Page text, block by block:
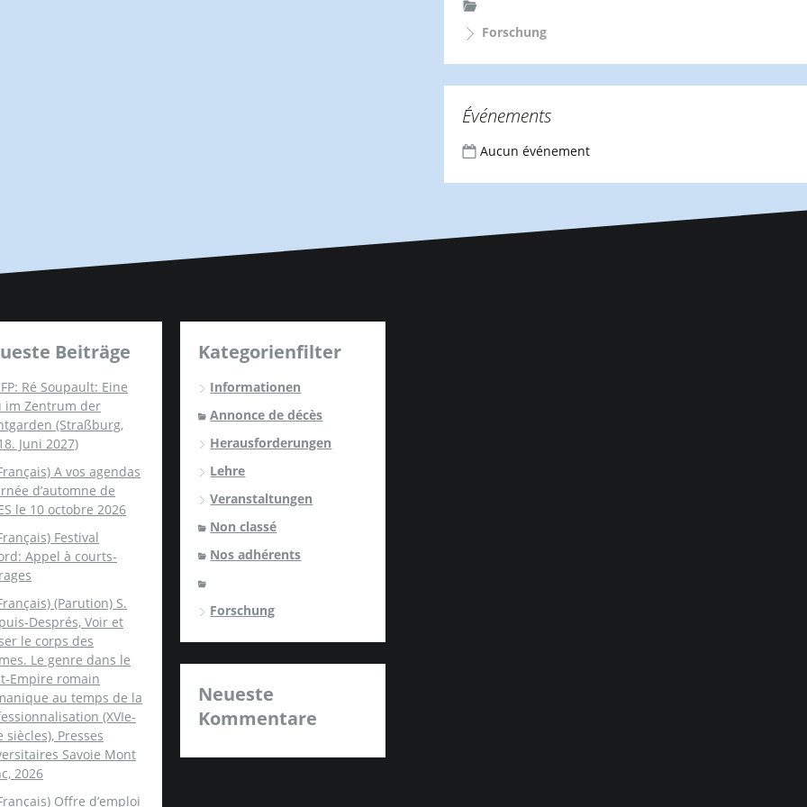
Forschung
Événements
Aucun événement
Beiträge
Ré Soupault: Eine
im Zentrum der
(Straßburg,
Juni 2027)
A vos agendas
d’automne de
le 10 octobre 2026
Festival
Appel à courts-
(Parution) S.
Després, Voir et
le corps des
Le genre dans le
Empire romain
au temps de la
(XVIe-
siècles), Presses
Savoie Mont
2026
Offre d’emploi
Kategorienfilter
Informationen
Annonce de décès
Herausforderungen
Lehre
Veranstaltungen
Non classé
Nos adhérents
Forschung
Neueste
Kommentare